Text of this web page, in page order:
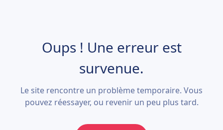
Oups ! Une erreur est
survenue.
Le site rencontre un problème temporaire. Vous
pouvez réessayer, ou revenir un peu plus tard.